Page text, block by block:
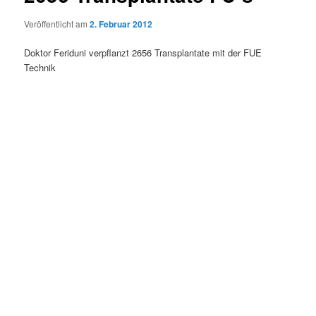
Veröffentlicht am2. Februar 2012
Doktor Feriduni verpflanzt 2656 Transplantate mit der FUE
Technik